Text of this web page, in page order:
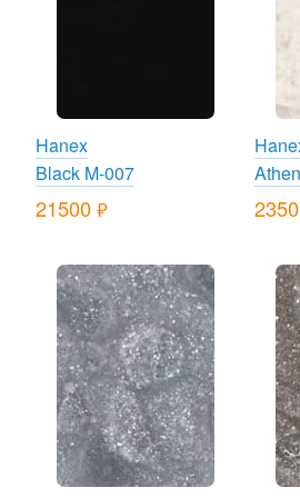
Hanex
Black M-007
21500руб.